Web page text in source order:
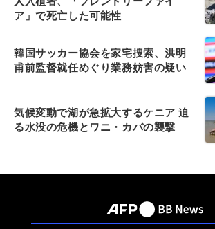
ア」で死亡した可能性
韓国サッカー協会を家宅捜索、洪明
甫前監督就任めぐり業務妨害の疑い
気候変動で湖が急拡大するケニア 迫
る水没の危機とワニ・カバの襲撃